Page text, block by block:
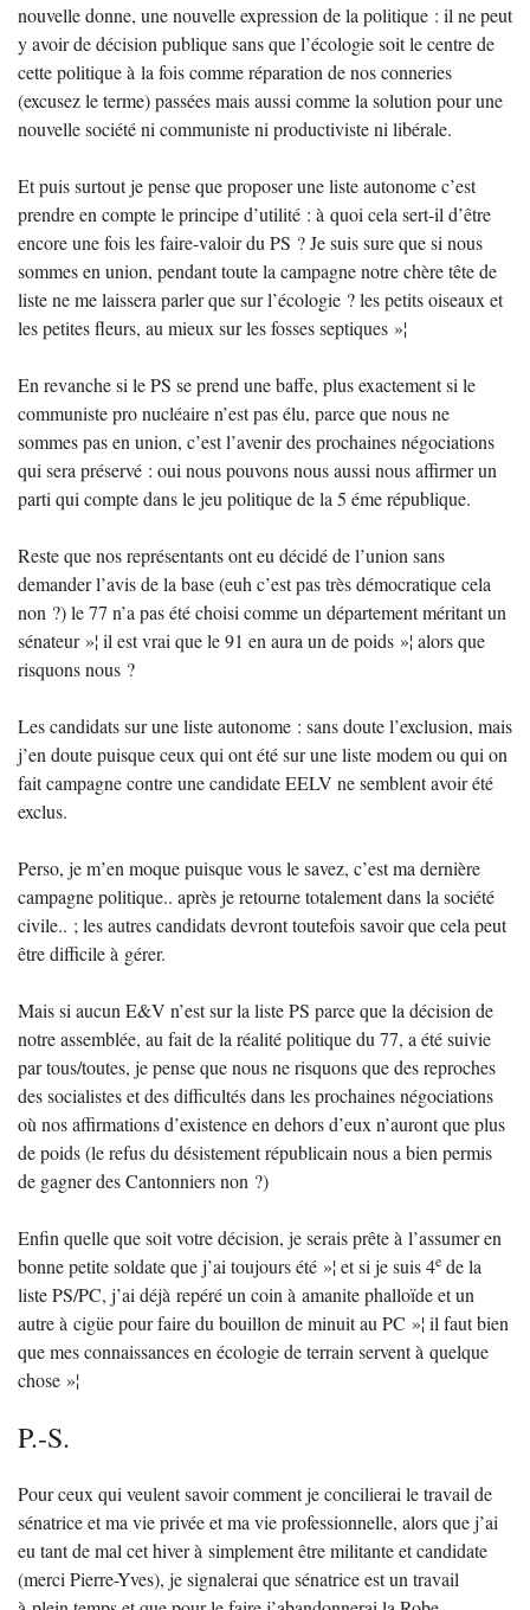
nouvelle donne, une nouvelle expression de la politique : il ne peut
y avoir de décision publique sans que l’écologie soit le centre de
cette politique à la fois comme réparation de nos conneries
(excusez le terme) passées mais aussi comme la solution pour une
nouvelle société ni communiste ni productiviste ni libérale.
Et puis surtout je pense que proposer une liste autonome c’est
prendre en compte le principe d’utilité : à quoi cela sert-il d’être
encore une fois les faire-valoir du PS ? Je suis sure que si nous
sommes en union, pendant toute la campagne notre chère tête de
liste ne me laissera parler que sur l’écologie ? les petits oiseaux et
les petites fleurs, au mieux sur les fosses septiques »¦
En revanche si lePS se prend une baffe, plus exactement si le
communiste pro nucléaire n’est pas élu, parce que nous ne
sommes pas en union, c’est l’avenir des prochaines négociations
qui sera préservé : oui nous pouvons nous aussi nous affirmer un
parti qui compte dans le jeu politique de la 5 éme république.
Reste que nos représentants ont eu décidé de l’union sans
demander l’avis de la base (euh c’est pas très démocratique cela
non ?) le 77 n’a pas été choisi comme un département méritant un
sénateur »¦ il est vrai que le 91 en aura un de poids »¦ alors que
risquons nous ?
Les candidats sur une liste autonome : sans doute l’exclusion, mais
j’en doute puisque ceux qui ont été sur une liste modem ou qui on
fait campagne contre une candidateEELV ne semblent avoir été
exclus.
Perso, je m’en moque puisque vous le savez, c’est ma dernière
campagne politique.. après je retourne totalement dans la société
civile.. ; les autres candidats devront toutefois savoir que cela peut
être difficile à gérer.
Mais si aucun E&V n’est sur la listePS parce que la décision de
notre assemblée, au fait de la réalité politique du 77, a été suivie
par tous/toutes, je pense que nous ne risquons que des reproches
des socialistes et des difficultés dans les prochaines négociations
où nos affirmations d’existence en dehors d’eux n’auront que plus
de poids (le refus du désistement républicain nous a bien permis
de gagner des Cantonniers non ?)
Enfin quelle que soit votre décision, je serais prête à l’assumer en
bonne petite soldate que j’ai toujours été »¦ et si je suis 4e de la
listePS/PC, j’ai déjà repéré un coin à amanite phalloïde et un
autre à cigüe pour faire du bouillon de minuit au PC »¦ il faut bien
que mes connaissances en écologie de terrain servent à quelque
chose »¦
P.-S.
Pour ceux qui veulent savoir comment je concilierai le travail de
sénatrice et ma vie privée et ma vie professionnelle, alors que j’ai
eu tant de mal cet hiver à simplement être militante et candidate
(merci Pierre-Yves), je signalerai que sénatrice est un travail